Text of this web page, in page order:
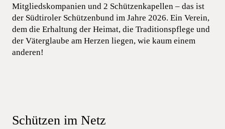
Mitgliedskompanien und 2 Schützenkapellen – das ist
der Südtiroler Schützenbund im Jahre 2026. Ein Verein,
dem die Erhaltung der Heimat, die Traditionspflege und
der Väterglaube am Herzen liegen, wie kaum einem
anderen!
Schützen im Netz